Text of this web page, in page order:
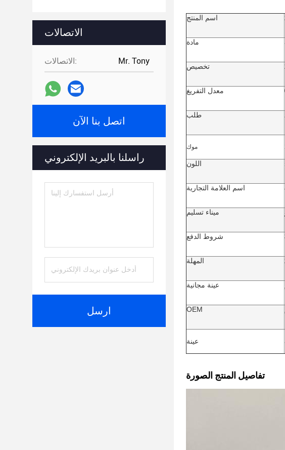
الاتصالات
الاتصالات: Mr. Tony
اتصل بنا الآن
راسلنا بالبريد الإلكتروني
ارسل
اسم المنتج
مادة
تخصيص
معدل التفريغ
طلب
موك
اللون
اسم العلامة التجارية
ميناء تسليم
شروط الدفع
المهلة
عينة مجانية
OEM
عينة
تفاصيل المنتج الصورة